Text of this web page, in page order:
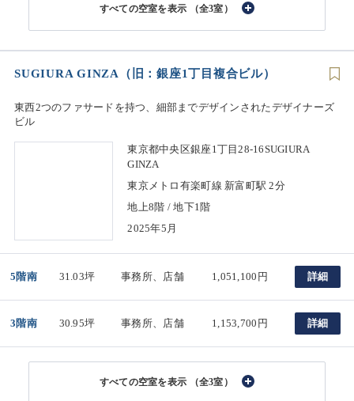
（全3室）
SUGIURA GINZA（旧：銀座1丁目複合ビル）
東西2つのファサードを持つ、細部までデザインされたデザイナーズ
ビル
東京都中央区銀座1丁目28-16SUGIURA
GINZA
東京メトロ有楽町線 新富町駅 2分
地上8階 / 地下1階
2025年5月
5階南 31.03坪 事務所、店舗 1,051,100円 詳細
3階南 30.95坪 事務所、店舗 1,153,700円 詳細
（全3室）